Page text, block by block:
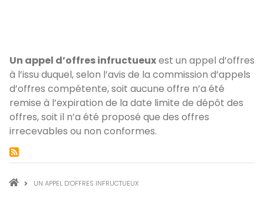
Un appel d’offres infructueuxest un appel d’offres
à l’issu duquel, selon l’avis de la commission d’appels
d’offres compétente, soit aucune offre n’a été
remise à l’expiration de la date limite de dépôt des
offres, soit il n’a été proposé que des offres
irrecevables ou non conformes.
FIL
UN APPEL D’OFFRES INFRUCTUEUX